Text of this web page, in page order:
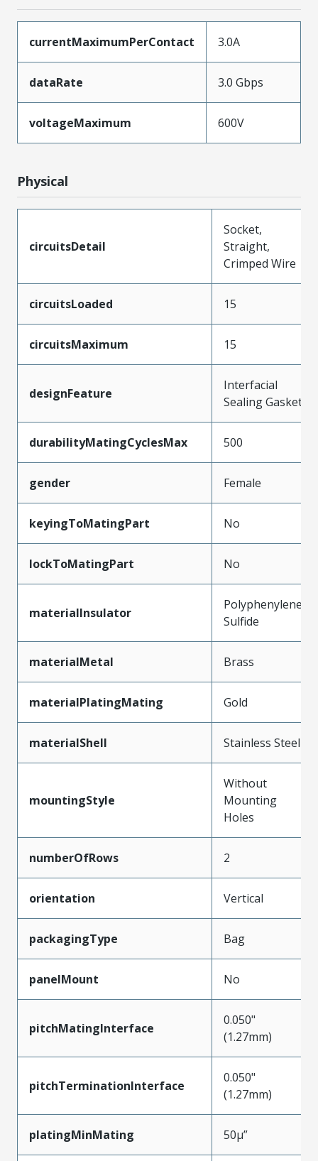
currentMaximumPerContact 3.0A
dataRate 3.0 Gbps
voltageMaximum 600V
Physical
circuitsDetail
Socket,
Straight,
Crimped Wire
circuitsLoaded 15
circuitsMaximum 15
designFeature
Interfacial
Sealing Gasket
durabilityMatingCyclesMax 500
gender Female
keyingToMatingPart No
lockToMatingPart No
materialInsulator
Polyphenylene
Sulfide
materialMetal Brass
materialPlatingMating Gold
materialShell Stainless Steel
mountingStyle
Without
Mounting
Holes
numberOfRows 2
orientation Vertical
packagingType Bag
panelMount No
pitchMatingInterface
0.050"
(1.27mm)
pitchTerminationInterface
0.050"
(1.27mm)
platingMinMating 50µ”